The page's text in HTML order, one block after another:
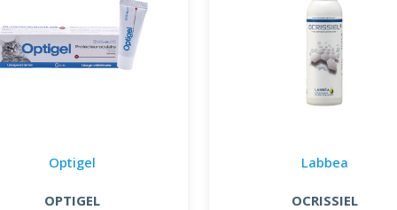
Optigel
OPTIGEL
Labbea
OCRISSIEL